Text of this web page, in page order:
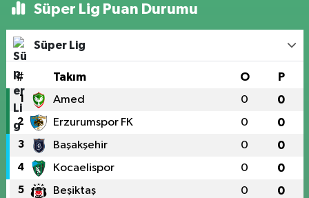
Süper Lig Puan Durumu
Süper Lig
# Takım O P
1 Amed 0 0
2 Erzurumspor FK 0 0
3 Başakşehir 0 0
4 Kocaelispor 0 0
5 Beşiktaş 0 0